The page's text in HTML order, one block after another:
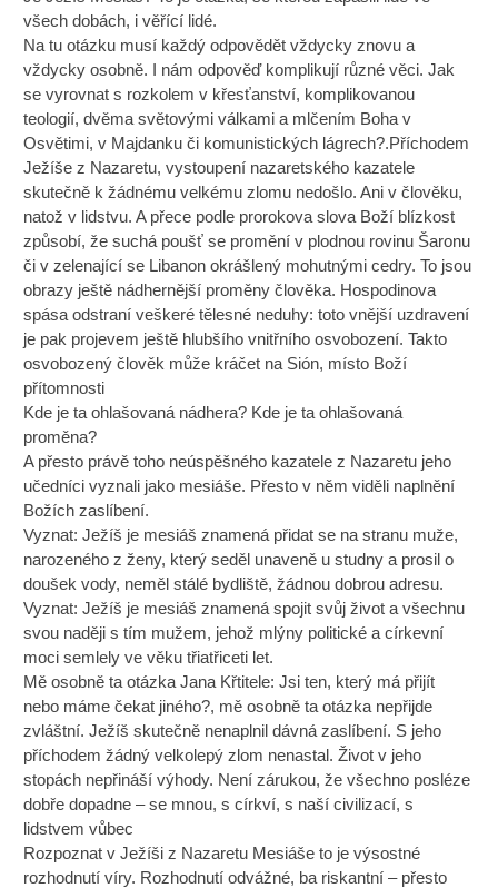
všech dobách, i věřící lidé.
Na tu otázku musí každý odpovědět vždycky znovu a
vždycky osobně. I nám odpověď komplikují různé věci. Jak
se vyrovnat s rozkolem v křesťanství, komplikovanou
teologií, dvěma světovými válkami a mlčením Boha v
Osvětimi, v Majdanku či komunistických lágrech?.Příchodem
Ježíše z Nazaretu, vystoupení nazaretského kazatele
skutečně k žádnému velkému zlomu nedošlo. Ani v člověku,
natož v lidstvu. A přece podle prorokova slova Boží blízkost
způsobí, že suchá poušť se promění v plodnou rovinu Šaronu
či v zelenající se Libanon okrášlený mohutnými cedry. To jsou
obrazy ještě nádhernější proměny člověka. Hospodinova
spása odstraní veškeré tělesné neduhy: toto vnější uzdravení
je pak projevem ještě hlubšího vnitřního osvobození. Takto
osvobozený člověk může kráčet na Sión, místo Boží
přítomnosti
Kde je ta ohlašovaná nádhera? Kde je ta ohlašovaná
proměna?
A přesto právě toho neúspěšného kazatele z Nazaretu jeho
učedníci vyznali jako mesiáše. Přesto v něm viděli naplnění
Božích zaslíbení.
Vyznat: Ježíš je mesiáš znamená přidat se na stranu muže,
narozeného z ženy, který seděl unaveně u studny a prosil o
doušek vody, neměl stálé bydliště, žádnou dobrou adresu.
Vyznat: Ježíš je mesiáš znamená spojit svůj život a všechnu
svou naději s tím mužem, jehož mlýny politické a církevní
moci semlely ve věku třiatřiceti let.
Mě osobně ta otázka Jana Křtitele: Jsi ten, který má přijít
nebo máme čekat jiného?, mě osobně ta otázka nepřijde
zvláštní. Ježíš skutečně nenaplnil dávná zaslíbení. S jeho
příchodem žádný velkolepý zlom nenastal. Život v jeho
stopách nepřináší výhody. Není zárukou, že všechno posléze
dobře dopadne – se mnou, s církví, s naší civilizací, s
lidstvem vůbec
Rozpoznat v Ježíši z Nazaretu Mesiáše to je výsostné
rozhodnutí víry. Rozhodnutí odvážné, ba riskantní – přesto